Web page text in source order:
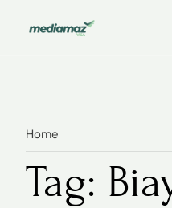
Home
Tag: